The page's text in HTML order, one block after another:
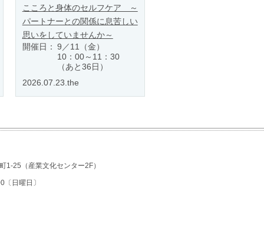
こころと身体のセルフケア ～
パートナーとの関係に息苦しい
思いをしていませんか～
開催日： 9／11（金）
10：00～11：30
（あと36日）
2026.07.23.the
1-25 （産業文化センター2F）
日曜日〕